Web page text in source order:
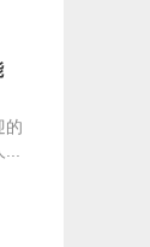
的